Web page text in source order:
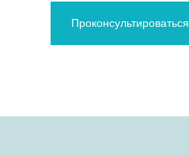
Проконсультироваться